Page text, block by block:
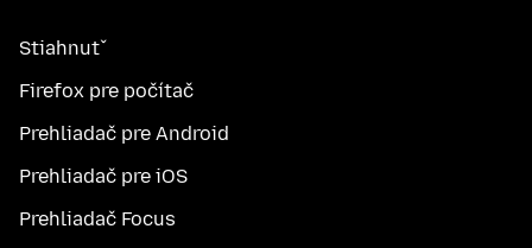
Stiahnuť
Firefox pre počítač
Prehliadač pre Android
Prehliadač pre iOS
Prehliadač Focus